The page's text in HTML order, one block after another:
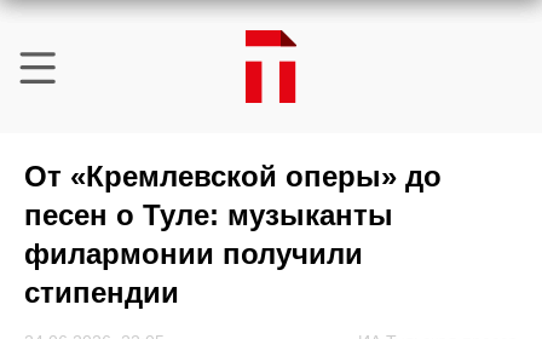
От «Кремлевской оперы» до
песен о Туле: музыканты
филармонии получили
стипендии